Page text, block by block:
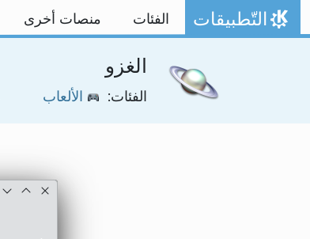
تخط المحتوى
الصفحة الرئيسة
التّطبيقات الفئات منصات أخرى
الغزو
الفئات: الألعاب